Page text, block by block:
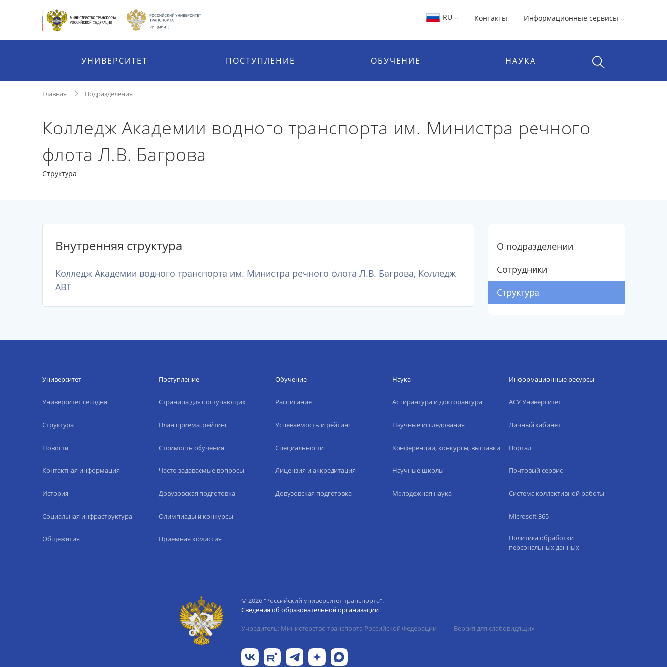
RU Контакты Информационные сервисы
УНИВЕРСИТЕТ ПОСТУПЛЕНИЕ ОБУЧЕНИЕ НАУКА
Главная Подразделения
Колледж Академии водного транспорта им. Министра речного
флота Л.В. Багрова
Структура
Внутренняя структура
Колледж Академии водного транспорта им. Министра речного флота Л.В. Багрова, Колледж
АВТ
О подразделении
Сотрудники
Структура
Университет
Университет сегодня
Структура
Новости
Контактная информация
История
Социальная инфраструктура
Общежития
Поступление
Страница для поступающих
План приёма, рейтинг
Стоимость обучения
Часто задаваемые вопросы
Довузовская подготовка
Олимпиады и конкурсы
Приёмная комиссия
Обучение
Расписание
Успеваемость и рейтинг
Специальности
Лицензия и аккредитация
Довузовская подготовка
Наука
Аспирантура и докторантура
Научные исследования
Конференции, конкурсы, выставки
Научные школы
Молодежная наука
Информационные ресурсы
АСУ Университет
Личный кабинет
Портал
Почтовый сервис
Система коллективной работы
Microsoft 365
Политика обработки
персональных данных
© 2026 "Российский университет транспорта".
Сведения об образовательной организации
Учредитель: Министерство транспорта Российской Федерации Версия для слабовидящих